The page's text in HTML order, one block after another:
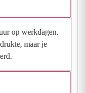
op werkdagen.
maar je